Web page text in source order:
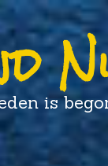
is